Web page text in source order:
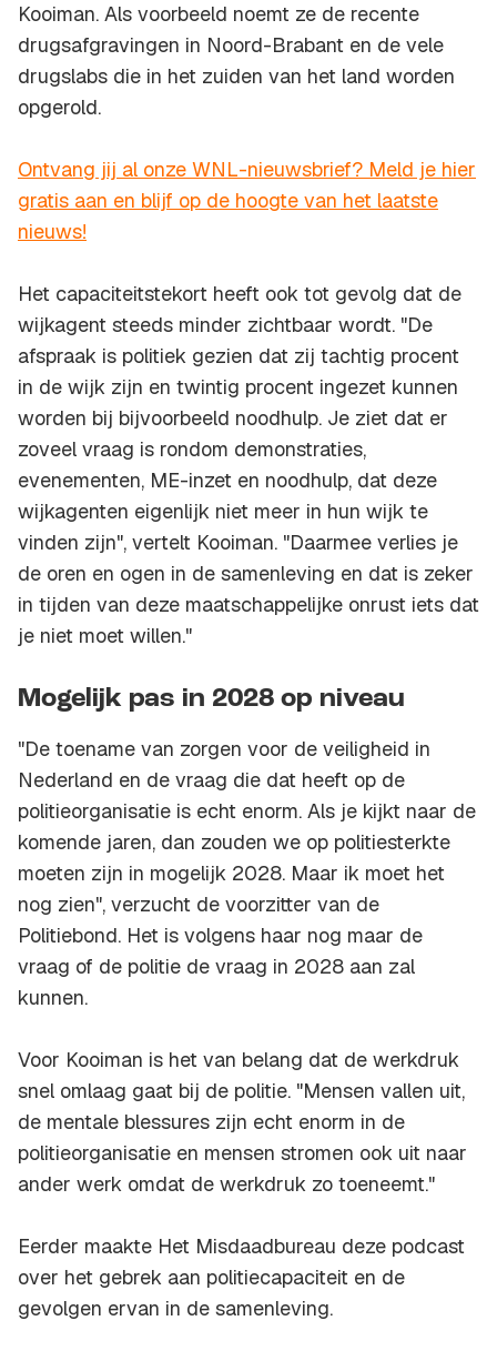
Kooiman. Als voorbeeld noemt ze de recente
drugsafgravingen in Noord-Brabant en de vele
drugslabs die in het zuiden van het land worden
opgerold.
Ontvang jij al onze WNL-nieuwsbrief? Meld je hier
gratis aan en blijf op de hoogte van het laatste
nieuws!
Het capaciteitstekort heeft ook tot gevolg dat de
wijkagent steeds minder zichtbaar wordt. "De
afspraak is politiek gezien dat zij tachtig procent
in de wijk zijn en twintig procent ingezet kunnen
worden bij bijvoorbeeld noodhulp. Je ziet dat er
zoveel vraag is rondom demonstraties,
evenementen, ME-inzet en noodhulp, dat deze
wijkagenten eigenlijk niet meer in hun wijk te
vinden zijn", vertelt Kooiman. "Daarmee verlies je
de oren en ogen in de samenleving en dat is zeker
in tijden van deze maatschappelijke onrust iets dat
je niet moet willen."
Mogelijk pas in 2028 op niveau
"De toename van zorgen voor de veiligheid in
Nederland en de vraag die dat heeft op de
politieorganisatie is echt enorm. Als je kijkt naar de
komende jaren, dan zouden we op politiesterkte
moeten zijn in mogelijk 2028. Maar ik moet het
nog zien", verzucht de voorzitter van de
Politiebond. Het is volgens haar nog maar de
vraag of de politie de vraag in 2028 aan zal
kunnen.
Voor Kooiman is het van belang dat de werkdruk
snel omlaag gaat bij de politie. "Mensen vallen uit,
de mentale blessures zijn echt enorm in de
politieorganisatie en mensen stromen ook uit naar
ander werk omdat de werkdruk zo toeneemt."
Eerder maakte Het Misdaadbureau deze podcast
over het gebrek aan politiecapaciteit en de
gevolgen ervan in de samenleving.